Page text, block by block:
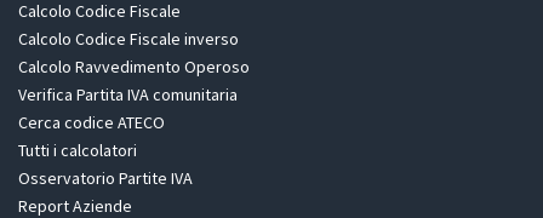
Calcolo Codice Fiscale
Calcolo Codice Fiscale inverso
Calcolo Ravvedimento Operoso
Verifica Partita IVA comunitaria
Cerca codice ATECO
Tutti i calcolatori
Osservatorio Partite IVA
Report Aziende